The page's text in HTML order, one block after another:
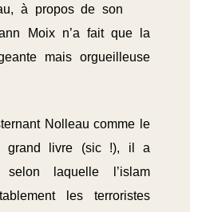
à propos de son
Moix n’a fait que la
mais orgueilleuse
Nolleau comme le
grand livre (sic !), il a
laquelle l’islam
les terroristes